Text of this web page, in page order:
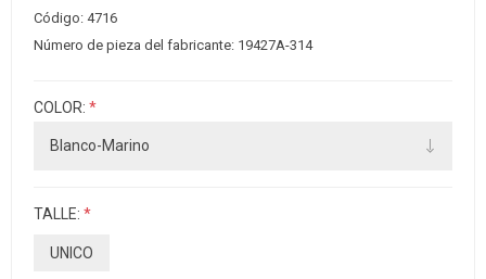
Código: 4716
Número de pieza del fabricante: 19427A-314
COLOR: *
TALLE: *
UNICO